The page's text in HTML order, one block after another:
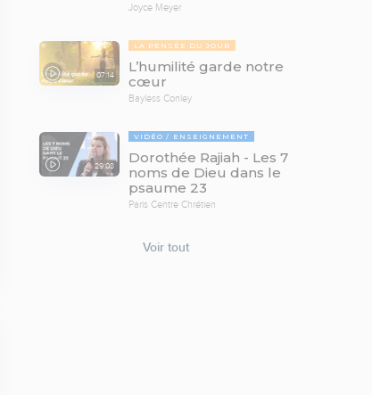
Joyce Meyer
07:14
LA PENSÉE DU JOUR
L’humilité garde notre
cœur
Bayless Conley
29:08
VIDÉO ENSEIGNEMENT
Dorothée Rajiah - Les 7
noms de Dieu dans le
psaume 23
Paris Centre Chrétien
Voir tout